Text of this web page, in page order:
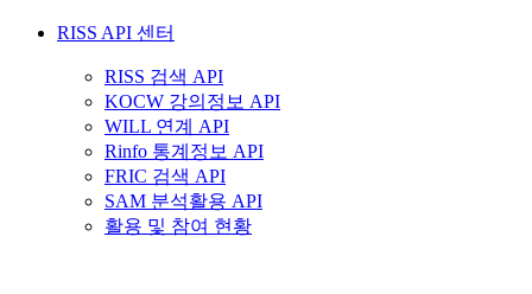
RISS API 센터
RISS 검색 API
KOCW 강의정보 API
WILL 연계 API
Rinfo 통계정보 API
FRIC 검색 API
SAM 분석활용 API
활용 및 참여 현황